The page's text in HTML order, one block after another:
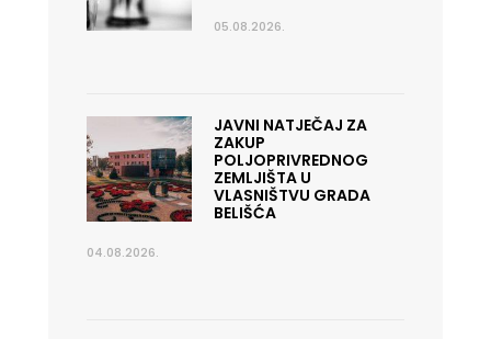
05.08.2026.
JAVNI NATJEČAJ ZA
ZAKUP
POLJOPRIVREDNOG
ZEMLJIŠTA U
VLASNIŠTVU GRADA
BELIŠĆA
04.08.2026.